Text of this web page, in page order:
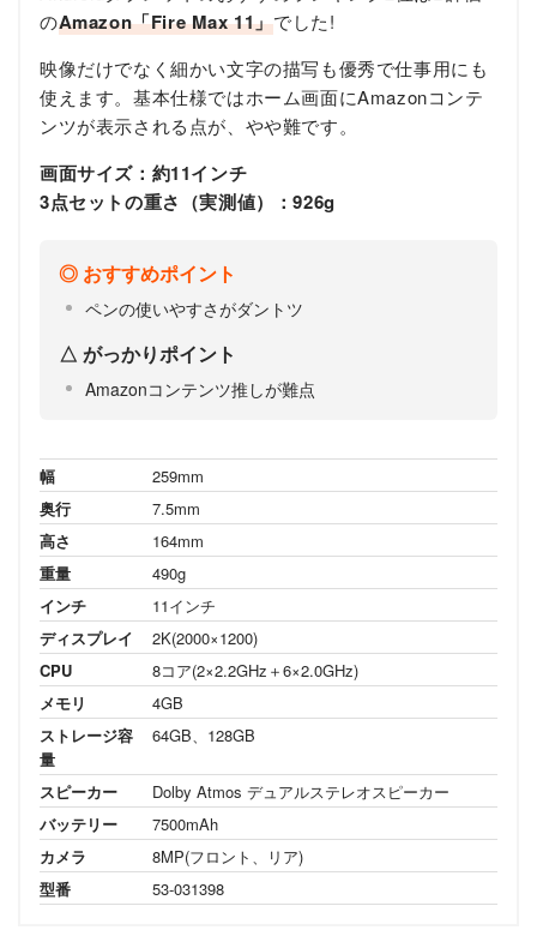
のAmazon「Fire Max 11」でした!
映像だけでなく細かい文字の描写も優秀で仕事用にも
使えます。基本仕様ではホーム画面にAmazonコンテ
ンツが表示される点が、やや難です。
画面サイズ：約11インチ
3点セットの重さ（実測値）：926g
おすすめポイント
ペンの使いやすさがダントツ
がっかりポイント
Amazonコンテンツ推しが難点
幅
259mm
奥行
7.5mm
高さ
164mm
重量
490g
インチ
11インチ
ディスプレイ
2K(2000×1200)
CPU
8コア(2×2.2GHz＋6×2.0GHz)
メモリ
4GB
ストレージ容
量
64GB、128GB
スピーカー
Dolby Atmos デュアルステレオスピーカー
バッテリー
7500mAh
カメラ
8MP(フロント、リア)
型番
53-031398